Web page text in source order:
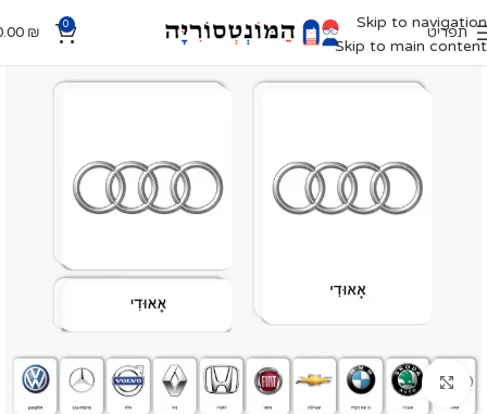
Skip to navigation
Skip to main content
תפריט 0
₪
Click to enlarge